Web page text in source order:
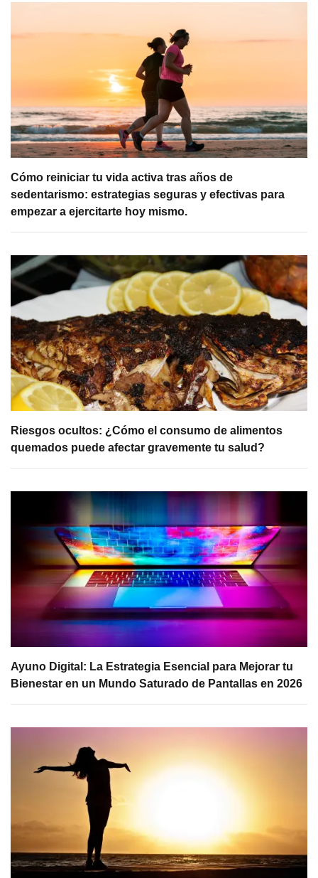
Cómo reiniciar tu vida activa tras años de
sedentarismo: estrategias seguras y efectivas para
empezar a ejercitarte hoy mismo.
Riesgos ocultos: ¿Cómo el consumo de alimentos
quemados puede afectar gravemente tu salud?
Ayuno Digital: La Estrategia Esencial para Mejorar tu
Bienestar en un Mundo Saturado de Pantallas en 2026